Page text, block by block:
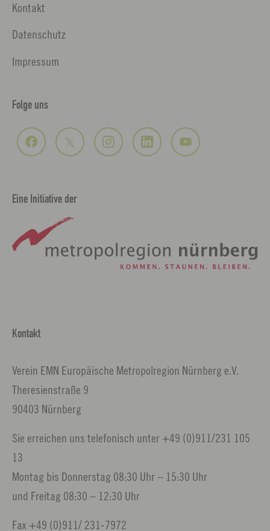
Kontakt
Datenschutz
Impressum
Folge uns
Eine Initiative der
Kontakt
Verein EMN Europäische Metropolregion Nürnberg e.V.
Theresienstraße 9
90403 Nürnberg
Sie erreichen uns telefonisch unter +49 (0)911/231 105
13
Montag bis Donnerstag 08:30 Uhr – 15:30 Uhr
und Freitag 08:30 – 12:30 Uhr
Fax +49 (0)911/ 231-7972